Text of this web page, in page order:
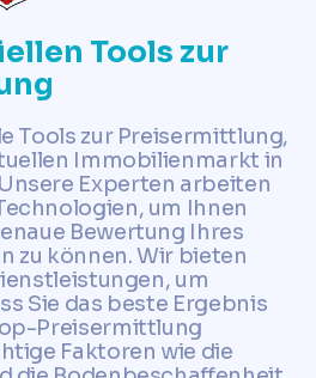
Tools zur
Tools zur Preisermittlung,
Immobilienmarkt in
Experten arbeiten
um Ihnen
Bewertung Ihres
zu können. Wir bieten
um
Sie das beste Ergebnis
Preisermittlung
Faktoren wie die